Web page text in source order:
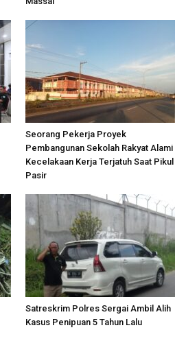
Seorang Pekerja Proyek
Pembangunan Sekolah Rakyat Alami
Kecelakaan Kerja Terjatuh Saat Pikul
Pasir
Satreskrim Polres Sergai Ambil Alih
Kasus Penipuan 5 Tahun Lalu